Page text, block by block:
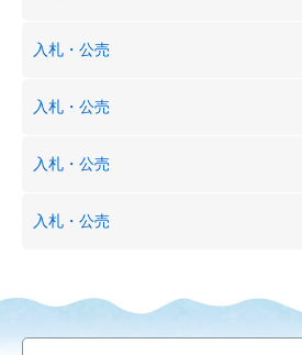
入札・公売
入札・公売
入札・公売
入札・公売